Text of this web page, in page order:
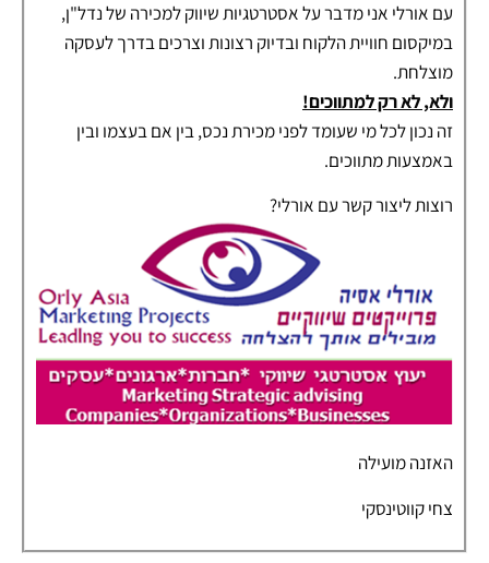
עם אורלי אני מדבר על אסטרטגיות שיווק למכירה של נדל"ן,
במיקסום חוויית הלקוח ובדיוק רצונות וצרכים בדרך לעסקה
מוצלחת.
ולא, לא רק למתווכים!
זה נכון לכל מי שעומד לפני מכירת נכס, בין אם בעצמו ובין
באמצעות מתווכים.
רוצות ליצור קשר עם אורלי?
האזנה מועילה
צחי קווטינסקי